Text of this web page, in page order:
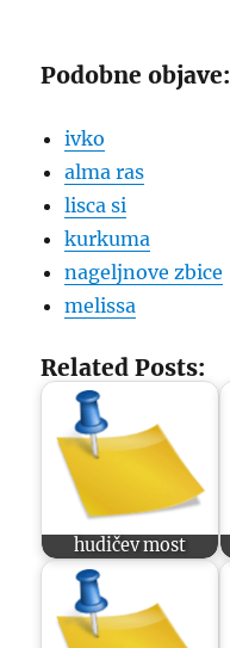
Podobne objave:
ivko
alma ras
lisca si
kurkuma
nageljnove zbice
melissa
Related Posts:
hudičev most